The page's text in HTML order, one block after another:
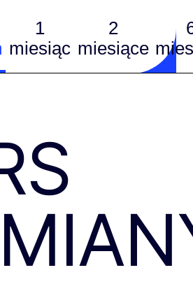
1
miesiąc
2
miesiące